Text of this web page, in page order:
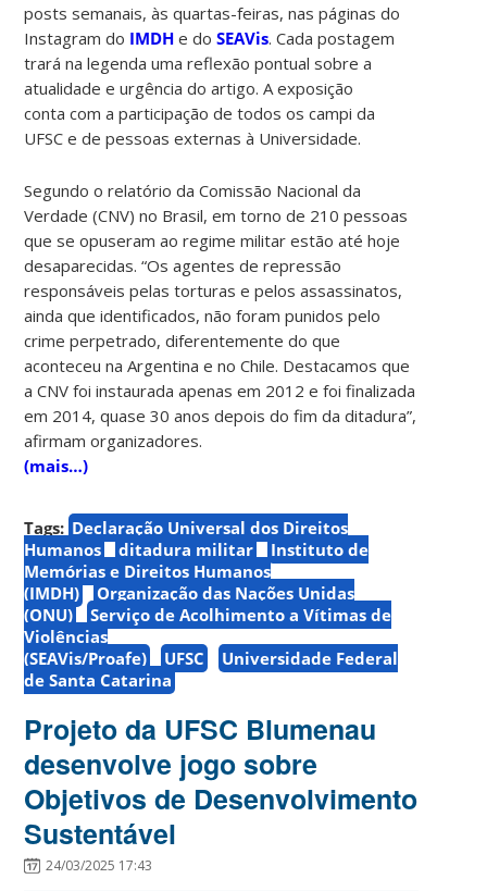
posts semanais, às quartas-feiras, nas páginas do
Instagram do IMDH e doSEAVis. Cada postagem
trará na legenda uma reflexão pontual sobre a
atualidade e urgência do artigo. A exposição
conta com a participação de todos os campi da
UFSC e de pessoas externas à Universidade.
Segundo o relatório da Comissão Nacional da
Verdade (CNV) no Brasil, em torno de 210 pessoas
que se opuseram ao regime militar estão até hoje
desaparecidas. “Os agentes de repressão
responsáveis pelas torturas e pelos assassinatos,
ainda que identificados, não foram punidos pelo
crime perpetrado, diferentemente do que
aconteceu na Argentina e no Chile. Destacamos que
a CNV foi instaurada apenas em 2012 e foi finalizada
em 2014, quase 30 anos depois do fim da ditadura”,
afirmam organizadores.
(mais…)
Tags: Declaração Universal dos Direitos
Humanos
ditadura militar
Instituto de
Memórias e Direitos Humanos
(IMDH)
Organização das Nações Unidas
(ONU)
Serviço de Acolhimento a Vítimas de
Violências
(SEAVis/Proafe)
UFSC
Universidade Federal
de Santa Catarina
Projeto da UFSC Blumenau
desenvolve jogo sobre
Objetivos de Desenvolvimento
Sustentável
24/03/2025 17:43